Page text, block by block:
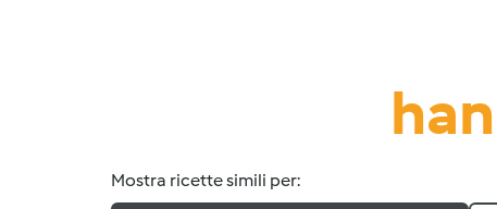
Mostra ricette simili per: